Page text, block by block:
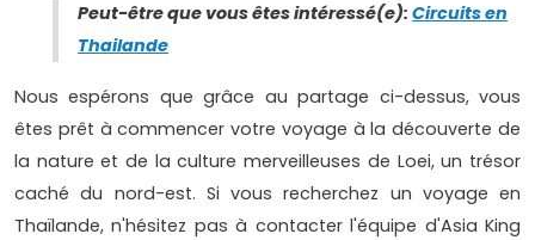
Peut-être que vous êtes intéressé(e): Circuits en
Thailande
Nous espérons que grâce au partage ci-dessus, vous
êtes prêt à commencer votre voyage à la découverte de
la nature et de la culture merveilleuses de Loei, un trésor
caché du nord-est. Si vous recherchez un voyage en
Thaïlande, n'hésitez pas à contacter l'équipe d'Asia King